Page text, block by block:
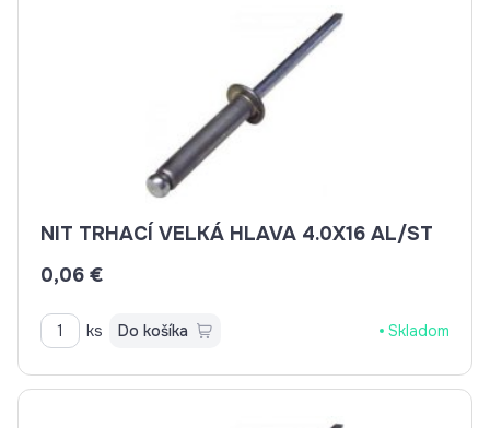
NIT TRHACÍ VELKÁ HLAVA 4.0X16 AL/ST
0,06 €
ks Do košíka Skladom